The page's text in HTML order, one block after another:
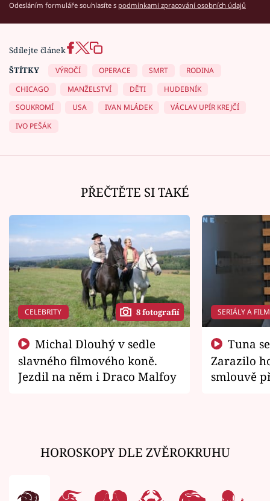
Odesláním formuláře souhlasíte s podmínkami zpracování osobních údajů
Sdílejte článek
ŠTÍTKY
VÝROČÍ OPERACE SMRT
RODINA
CHICAGO
MANŽELSTVÍ DĚTI
HUDEBNÍK
SOUKROMÍ
USA IVAN MLÁDEK
VÁCLAV UPÍR KREJČÍ
IVO PEŠÁK
PŘEČTĚTE SI TAKÉ
CELEBRITY 8 fotografií
slavného filmového koně.
Jezdil na něm i Draco Malfoy
SERIÁLY A
Zarazilo
smlouvě
HOROSKOPY DLE ZVĚROKRUHU